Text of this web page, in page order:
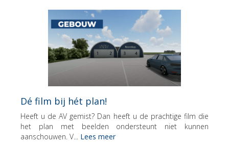
Dé film bij hét plan!
Heeft u de AV gemist? Dan heeft u de prachtige film die
het plan met beelden ondersteunt niet kunnen
aanschouwen. V... Lees meer